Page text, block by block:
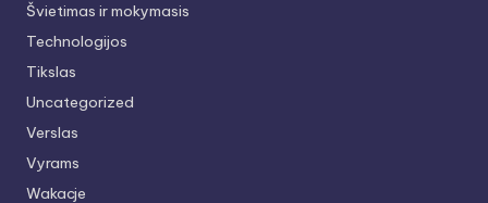
Švietimas ir mokymasis
Technologijos
Tikslas
Uncategorized
Verslas
Vyrams
Wakacje